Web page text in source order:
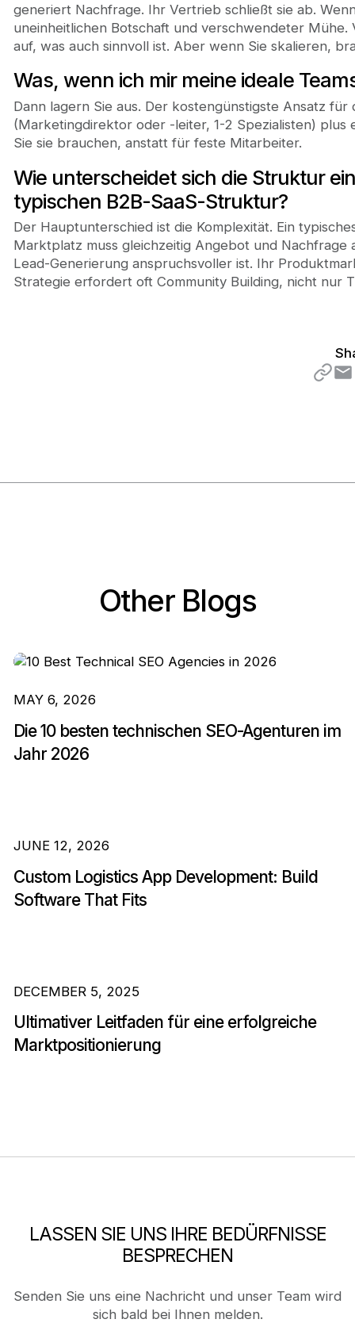
generiert Nachfrage. Ihr Vertrieb schließt sie ab.
uneinheitlichen Botschaft und verschwendeter
auf, was auch sinnvoll ist. Aber wenn Sie skalieren,
Was, wenn ich mir meine ideale
Dann lagern Sie aus. Der kostengünstigste Ansatz
(Marketingdirektor oder -leiter, 1-2 Spezialisten)
Sie sie brauchen, anstatt für feste Mitarbeiter.
Wie unterscheidet sich die Struktur
typischen B2B-SaaS-Struktur?
Der Hauptunterschied ist die Komplexität. Ein
Marktplatz muss gleichzeitig Angebot und
Lead-Generierung anspruchsvoller ist. Ihr
Strategie erfordert oft Community Building, nicht nur
Other Blogs
MAY 6, 2026
Die 10 besten technischen SEO-Agenturen im
Jahr 2026
JUNE 12, 2026
Custom Logistics App Development: Build
Software That Fits
DECEMBER 5, 2025
Ultimativer Leitfaden für eine erfolgreiche
Marktpositionierung
LASSEN SIE UNS IHRE BEDÜRFNISSE
BESPRECHEN
Senden Sie uns eine Nachricht und unser Team wird
sich bald bei Ihnen melden.